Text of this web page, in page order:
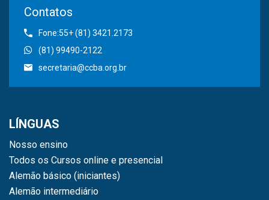
Contatos
Fone:55+ (81) 3421.2173
(81) 99490-2122
secretaria@ccba.org.br
LÍNGUAS
Nosso ensino
Todos os Cursos online e presencial
Alemão básico (iniciantes)
Alemão intermediário